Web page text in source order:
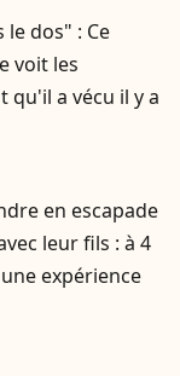
dos" : Ce
voit les
a vécu il y a
en escapade
leur fils : à 4
expérience